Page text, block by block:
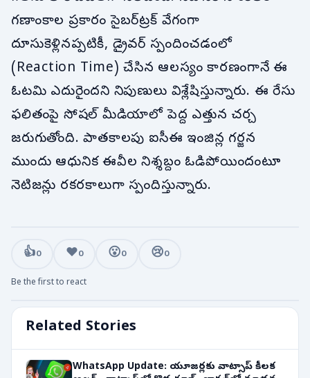
గణాంకాల ప్రకారం సైబర్‌ట్రక్ వేగంగా
దూసుకెళ్లినప్పటికీ, డ్రైవర్ స్పందించడంలో
(Reaction Time) చేసిన ఆలస్యం కారణంగానే ఈ
ఓటమి ఎదురైందని నిపుణులు విశ్లేషిస్తున్నారు. ఈ రేసు
ఫలితంపై సోషల్ మీడియాలో పెద్ద ఎత్తున చర్చ
జరుగుతోంది. పాతకాలపు ఐసీఈ ఇంజిన్ల గర్జన
ముందు ఆధునిక ఈవీల నిశ్శబ్దం ఓడిపోయిందంటూ
నెటిజన్లు రకరకాలుగా స్పందిస్తున్నారు.
Related Stories
WhatsApp Update: యూజర్లకు వాట్సాప్ కీలక
👍0 ❤️0 😮0 😢0
Be the first to react